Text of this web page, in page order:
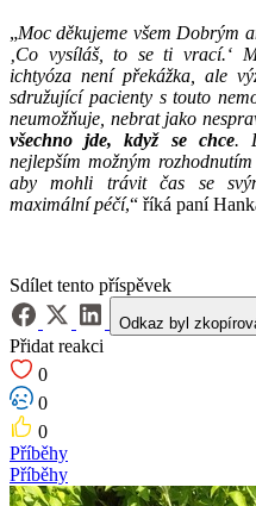
„Moc děkujeme všem Dobrým
‚Co vysíláš, to se ti vrací.‘
ichtyóza není překážka, ale
sdružující pacienty s touto
neumožňuje, nebrat jako
všechno jde, když se chce.
nejlepším možným
aby mohli trávit čas se
maximální péčí,“ říká paní
Sdílet tento příspěvek
Odkaz byl
Přidat reakci
0
0
0
Příběhy
Příběhy